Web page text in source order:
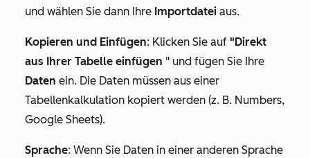
und wählen Sie dann Ihre Importdatei aus.
Kopieren und Einfügen: Klicken Sie auf "Direkt
aus Ihrer Tabelle einfügen " und fügen Sie Ihre
Daten ein. Die Daten müssen aus einer
Tabellenkalkulation kopiert werden (z. B. Numbers,
Google Sheets).
Sprache: Wenn Sie Daten in einer anderen Sprache